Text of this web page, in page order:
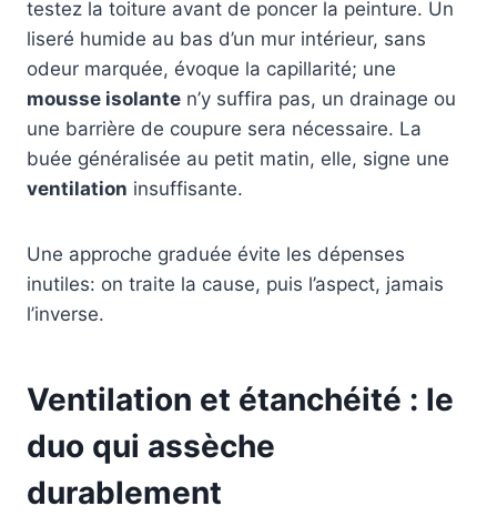
testez la toiture avant de poncer la peinture. Un
liseré humide au bas d’un mur intérieur, sans
odeur marquée, évoque la capillarité; une
mousse isolante n’y suffira pas, un drainage ou
une barrière de coupure sera nécessaire. La
buée généralisée au petit matin, elle, signe une
ventilation insuffisante.
Une approche graduée évite les dépenses
inutiles: on traite la cause, puis l’aspect, jamais
l’inverse.
Ventilation et étanchéité : le
duo qui assèche
durablement